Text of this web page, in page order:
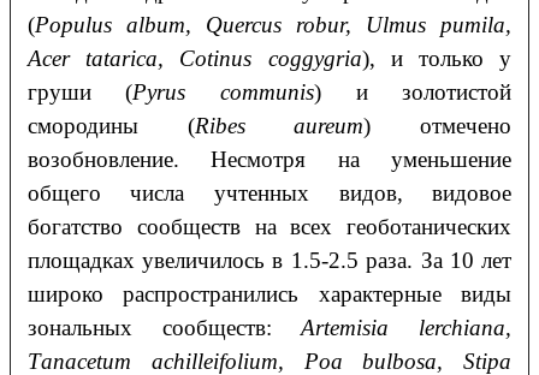
(Populusаlbum, Quercus robur, Ulmus pumilа,
Аcer tаtаricа, Cotinus coggygriа), и только у
груши (Pyrus communis) и золотистой
смородины (Ribesаureum) отмечено
возобновление. Несмотря на уменьшение
общего числа учтенных видов, видовое
богатство сообществ на всех геоботанических
площадках увеличилось в 1.5-2.5 раза. За 10 лет
широко распространились характерные виды
зональных сообществ:Аrtemisiа lerchiаnа,
Tаnаcetum аchilleifolium, Poаbulbosа,Stipа